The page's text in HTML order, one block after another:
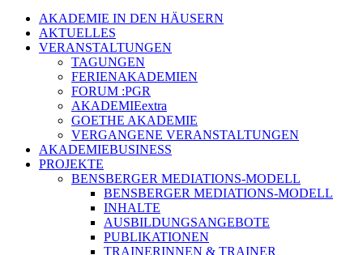
AKADEMIE IN DEN HÄUSERN
AKTUELLES
VERANSTALTUNGEN
TAGUNGEN
FERIENAKADEMIEN
FORUM :PGR
AKADEMIEextra
GOETHE AKADEMIE
VERGANGENE VERANSTALTUNGEN
AKADEMIEBUSINESS
PROJEKTE
BENSBERGER MEDIATIONS-MODELL
BENSBERGER MEDIATIONS-MODELL
INHALTE
AUSBILDUNGSANGEBOTE
PUBLIKATIONEN
TRAINERINNEN & TRAINER